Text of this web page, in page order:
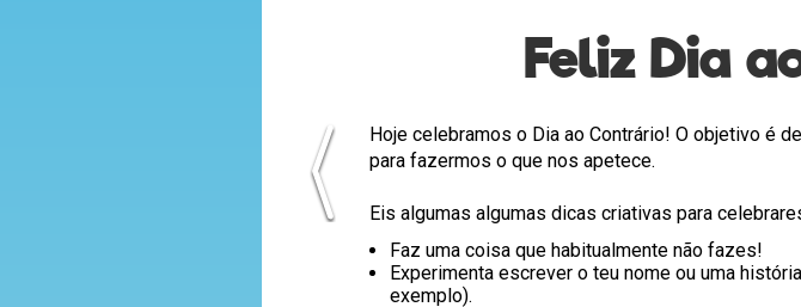
Feliz Dia
Hoje celebramos o Dia ao Contrário! O objetivo é
para fazermos o que nos apetece.
Eis algumas algumas dicas criativas para
Faz uma coisa que habitualmente não fazes!
Experimenta escrever o teu nome ou uma
exemplo).